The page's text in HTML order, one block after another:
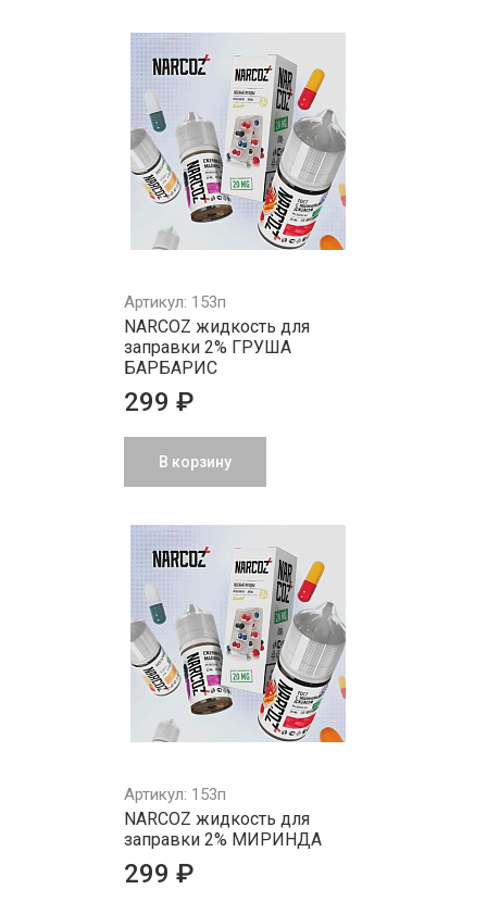
Артикул: 153п
NARCOZ жидкость для
заправки 2% ГРУША
БАРБАРИС
299 ₽
В корзину
Артикул: 153п
NARCOZ жидкость для
заправки 2% МИРИНДА
299 ₽